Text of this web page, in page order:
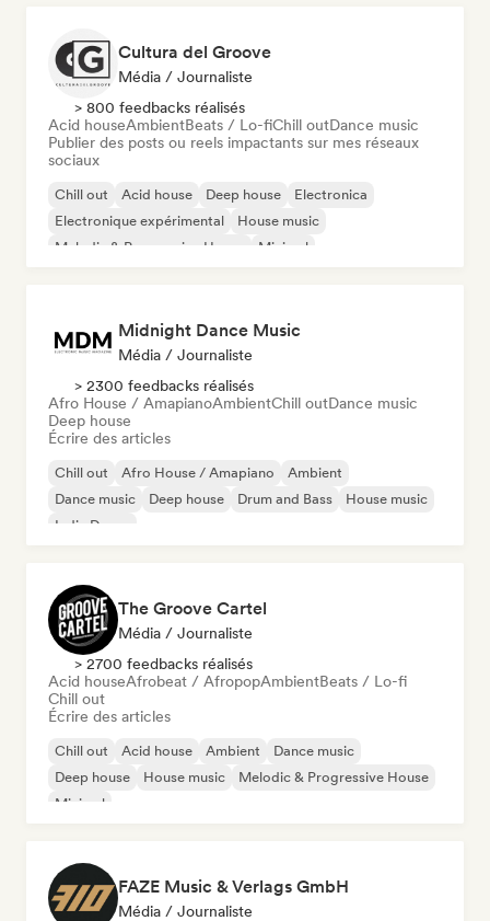
Cultura del Groove
Média / Journaliste
> 800 feedbacks réalisés
Acid houseAmbientBeats / Lo-fiChill outDance music
Publier des posts ou reels impactants sur mes réseaux
sociaux
Chill out Acid house Deep house
Electronica
Electronique expérimental
House music
Melodic & Progressive House
Minimal
Midnight Dance Music
Média / Journaliste
> 2300 feedbacks réalisés
Afro House / AmapianoAmbientChill outDance music
Deep house
Écrire des articles
Chill out Afro House / Amapiano
Ambient
Dance music
Deep house Drum and Bass
House music
Indie Dance
The Groove Cartel
Média / Journaliste
> 2700 feedbacks réalisés
Acid houseAfrobeat / AfropopAmbientBeats / Lo-fi
Chill out
Écrire des articles
Chill out Acid house Ambient
Dance music
Deep house
House music
Melodic & Progressive House
Minimal
FAZE Music & Verlags GmbH
Média / Journaliste